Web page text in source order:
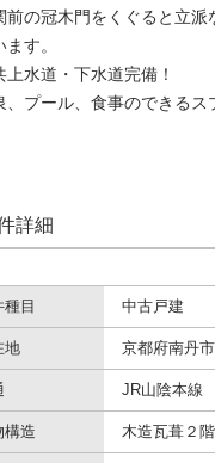
前の冠木門をくぐると立
ます。
上水道・下水道完備！
、プール、食事のできる
詳細
目 中古戸建
地 京都府南丹
JR山陰本
構造 木造瓦葺２